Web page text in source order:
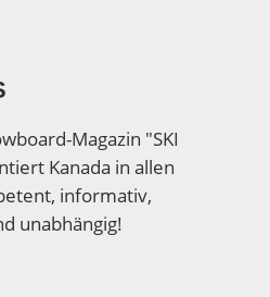
Magazin "SKI
Kanada in allen
informativ,
unabhängig!